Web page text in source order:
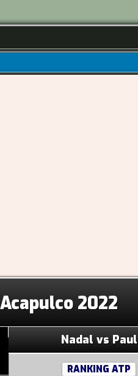
2022
Nadal vs Paul
RANKING ATP